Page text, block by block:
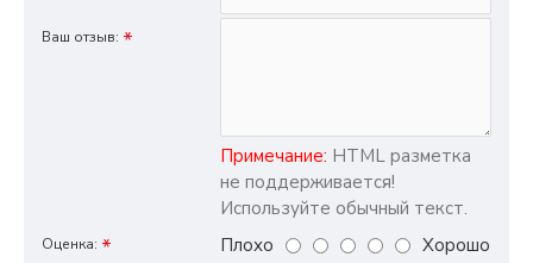
Ваш отзыв:
Примечание: HTML разметка
не поддерживается!
Используйте обычный текст.
Оценка: Плохо Хорошо